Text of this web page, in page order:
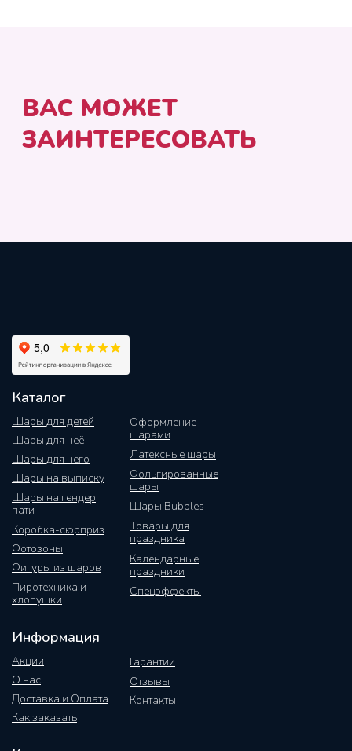
Каталог
Шары для детей
Шары для неё
Шары на выписку
Шары на гендер
пати
Коробка-сюрприз
Фотозоны
Оформление
шарами
Фигуры из шаров
Латексные шары
Фольгированные
шары
Шары Bubbles
Шары для него
Товары для
праздника
Календарные
праздники
Пиротехника и
хлопушки
Спецэффекты
Информация
Акции
О нас
Как заказать
Гарантии
Отзывы
Контакты
Доставка и Оплата